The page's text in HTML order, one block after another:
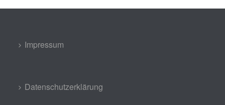
Impressum
Datenschutzerklärung